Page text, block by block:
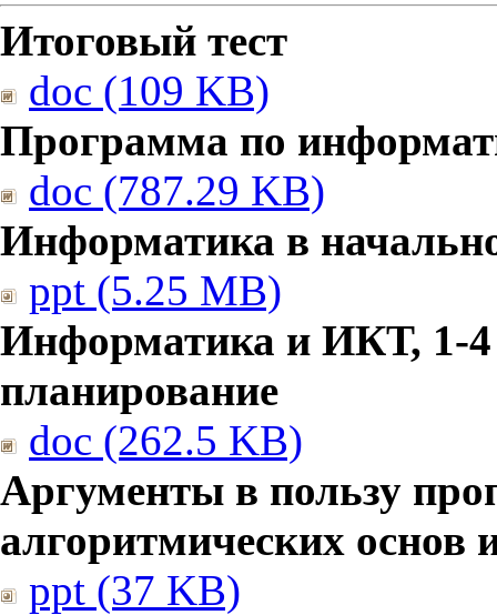
Итоговый тест
doc (109 KB)
Программа по
doc (787.29 KB)
Информатика в
ppt (5.25 MB)
Информатика и ИКТ, 1-4
планирование
doc (262.5 KB)
Аргументы в пользу
алгоритмических основ
ppt (37 KB)